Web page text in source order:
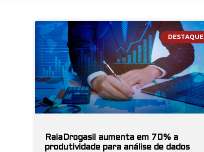
DESTAQUE
RaiaDrogasil aumenta em 70% a
produtividade para análise de dados